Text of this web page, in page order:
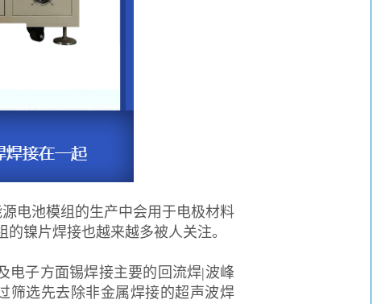
电池模组的生产中会用于电极材料
镍片焊接也越来越多被人关注。
电子方面锡焊接主要的回流焊|波峰
筛选先去除非金属焊接的超声波焊